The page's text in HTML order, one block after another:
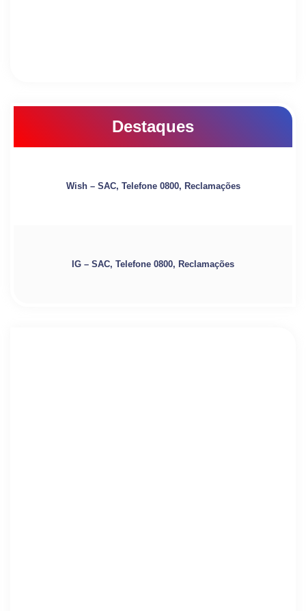
Destaques
Wish – SAC, Telefone 0800, Reclamações
IG – SAC, Telefone 0800, Reclamações